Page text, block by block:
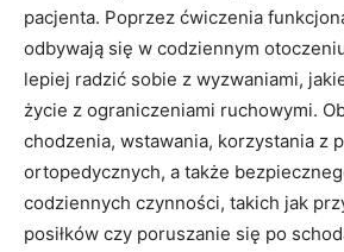
pacjenta. Poprzez ćwiczenia
odbywają się w codziennym
lepiej radzić sobie z wyzwaniami,
życie z ograniczeniami ruchowymi.
chodzenia, wstawania, korzystania z
ortopedycznych, a także
codziennych czynności, takich jak
posiłków czy poruszanie się po